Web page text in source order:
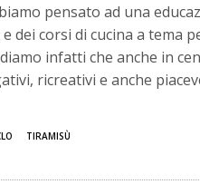
pensato ad una
dei corsi di cucina a tema
infatti che anche in
ricreativi e anche
TIRAMISÙ